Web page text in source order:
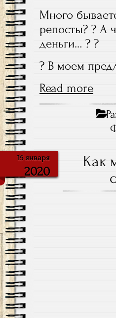
Много
репосты? ? А
деньги… ? ?
? В моем
Read more
15 января
2020
Как